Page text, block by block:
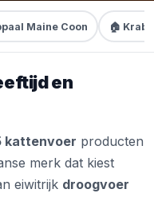
Maine Coon 🏠
en
kattenvoer producten
merk dat kiest
eiwitrijk droogvoer